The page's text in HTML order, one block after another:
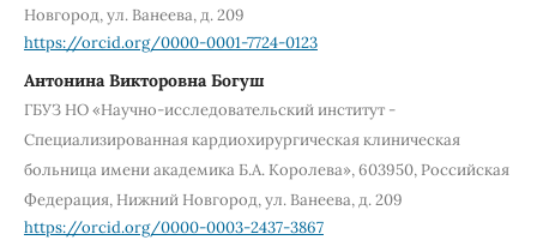
Новгород, ул. Ванеева, д. 209
https://orcid.org/0000-0001-7724-0123
Антонина Викторовна Богуш
ГБУЗ НО «Научно-исследовательский институт -
Специализированная кардиохирургическая клиническая
больница имени академика Б.А. Королева», 603950, Российская
Федерация, Нижний Новгород, ул. Ванеева, д. 209
https://orcid.org/0000-0003-2437-3867